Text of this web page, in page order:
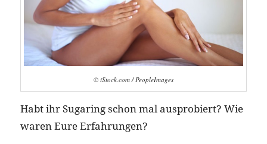
© iStock.com / PeopleImages
Habt ihr Sugaring schon mal ausprobiert? Wie
waren Eure Erfahrungen?